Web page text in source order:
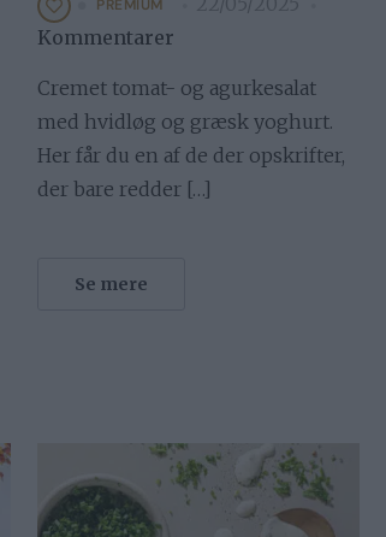
PREMIUM
Kommentarer
Cremet tomat- og agurkesalat
med hvidløg og græsk yoghurt.
Her får du en af de der opskrifter,
der bare redder […]
Se mere